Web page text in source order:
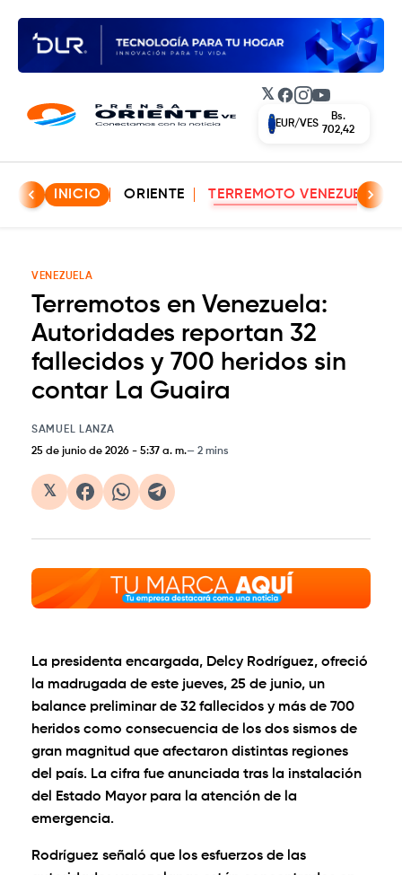
𝕏 Facebook
Instagram
YouTube
EUR/VES
Bs.
702,42
INICIO ORIENTE TERREMOTO VENEZUELA
VENEZUELA
Terremotos en Venezuela:
Autoridades reportan 32
fallecidos y 700 heridos sin
contar La Guaira
SAMUEL LANZA
25 de junio de 2026 - 5:37 a. m. 2 mins
𝕏
La presidenta encargada, Delcy Rodríguez, ofreció
la madrugada de este jueves, 25 de junio, un
balance preliminar de 32 fallecidos y más de 700
heridos como consecuencia de los dos sismos de
gran magnitud que afectaron distintas regiones
del país. La cifra fue anunciada tras la instalación
del Estado Mayor para la atención de la
emergencia.
Rodríguez señaló que los esfuerzos de las